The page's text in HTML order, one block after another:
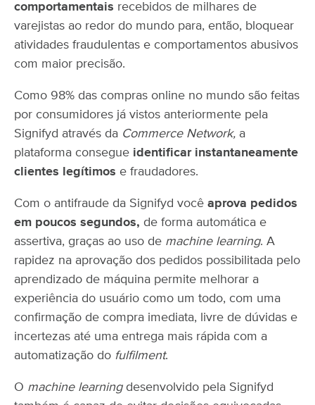
comportamentais recebidos de milhares de
varejistas ao redor do mundo para, então, bloquear
atividades fraudulentas e comportamentos abusivos
com maior precisão.
Como 98% das compras online no mundo são feitas
por consumidores já vistos anteriormente pela
Signifyd através da Commerce Network, a
plataforma consegue identificar instantaneamente
clientes legítimos e fraudadores.
Com o antifraude da Signifyd você aprova pedidos
em poucos segundos, de forma automática e
assertiva, graças ao uso de machine learning. A
rapidez na aprovação dos pedidos possibilitada pelo
aprendizado de máquina permite melhorar a
experiência do usuário como um todo, com uma
confirmação de compra imediata, livre de dúvidas e
incertezas até uma entrega mais rápida com a
automatização do fulfilment.
O machine learningdesenvolvido pela Signifyd